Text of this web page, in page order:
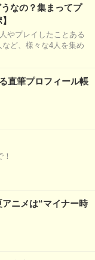
なの？集まってプ
やプレイしたことある
ど、様々な4人を集め
直筆プロフィール帳
アニメは“マイナー時